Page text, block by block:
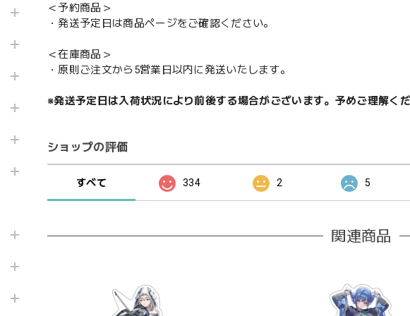
＜予約商品＞
・発送予定日は商品ページをご確認ください。
＜在庫商品＞
・原則ご注文から5営業日以内に発送いたします。
※発送予定日は入荷状況により前後する場合がございます。予めご理解く
ショップの評価
すべて 334 2 5
関連商品